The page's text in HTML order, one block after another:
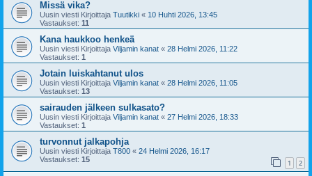
Missä vika?
Uusin viesti Kirjoittaja Tuutikki « 10 Huhti 2026, 13:45
Vastaukset: 11
Kana haukkoo henkeä
Uusin viesti Kirjoittaja Viljamin kanat « 28 Helmi 2026, 11:22
Vastaukset: 1
Jotain luiskahtanut ulos
Uusin viesti Kirjoittaja Viljamin kanat « 28 Helmi 2026, 11:05
Vastaukset: 13
sairauden jälkeen sulkasato?
Uusin viesti Kirjoittaja Viljamin kanat « 27 Helmi 2026, 18:33
Vastaukset: 1
turvonnut jalkapohja
Uusin viesti Kirjoittaja T800 « 24 Helmi 2026, 16:17
Vastaukset: 15 1 2